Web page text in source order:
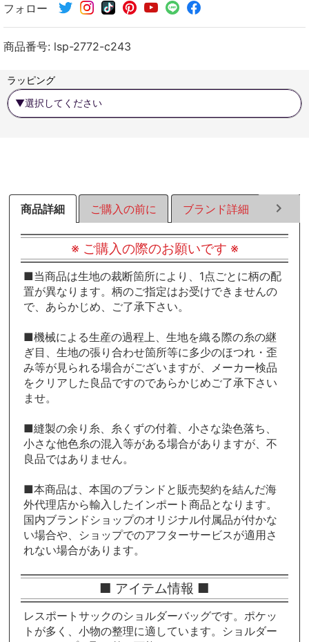
シ
ェ
す
シ
ェ
ア
シ
ェ
ア
フォロー
商品番号: lsp-2772-c243
ラッピング
商品詳細 ご購入の前に ブランド詳細 ラッ
※ ご購入の際のお願いです ※
■当商品は生地の裁断箇所により、1点ごとに柄の配
置が異なります。柄のご指定はお受けできませんの
で、あらかじめ、ご了承下さい。
■機械による生産の過程上、生地を織る際の糸の継
ぎ目、生地の張り合わせ箇所等に多少のほつれ・歪
み等が見られる場合がございますが、メーカー検品
をクリアした良品ですのであらかじめご了承下さい
ませ。
■縫製の余り糸、糸くずの付着、小さな染色落ち、
小さな他色糸の混入等がある場合がありますが、不
良品ではありません。
■本商品は、本国のブランドと販売契約を結んだ海
外代理店から輸入したインポート商品となります。
国内ブランドショップのオリジナル付属品が付かな
い場合や、ショップでのアフターサービスが適用さ
れない場合があります。
■ アイテム情報 ■
レスポートサックのショルダーバッグです。ポケッ
トが多く、小物の整理に適しています。ショルダー